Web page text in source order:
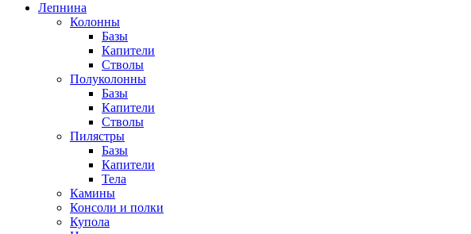
Лепнина
Колонны
Базы
Капители
Стволы
Полуколонны
Базы
Капители
Стволы
Пилястры
Базы
Капители
Тела
Камины
Консоли и полки
Купола